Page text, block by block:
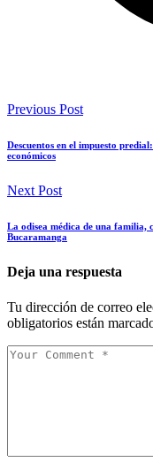
Previous Post
Descuentos en el impuesto
económicos
Next Post
La odisea médica de una familia,
Bucaramanga
Deja una respuesta
Tu dirección de correo
obligatorios están